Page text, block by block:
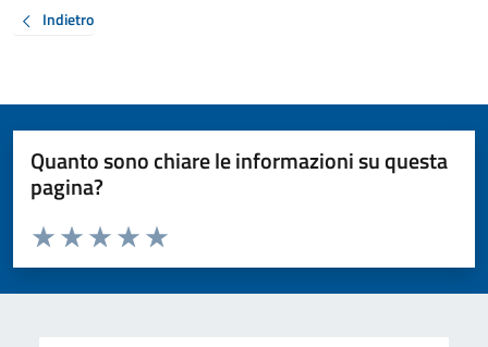
Indietro
Quanto sono chiare le informazioni su questa
pagina?
Valuta da 1 a 5 stelle la pagina
Valuta 5 stelle su 5
Valuta 4 stelle su 5
Valuta 3 stelle su 5
Valuta 2 stelle su 5
Valuta 1 stelle su 5